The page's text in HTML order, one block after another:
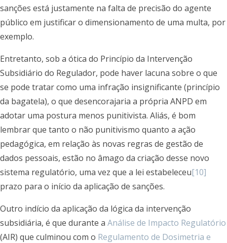
sanções está justamente na falta de precisão do agente
público em justificar o dimensionamento de uma multa, por
exemplo.
Entretanto, sob a ótica do Princípio da Intervenção
Subsidiário do Regulador, pode haver lacuna sobre o que
se pode tratar como uma infração insignificante (princípio
da bagatela), o que desencorajaria a própria ANPD em
adotar uma postura menos punitivista. Aliás, é bom
lembrar que tanto o não punitivismo quanto a ação
pedagógica, em relação às novas regras de gestão de
dados pessoais, estão no âmago da criação desse novo
sistema regulatório, uma vez que a lei estabeleceu[10]
prazo para o início da aplicação de sanções.
Outro indício da aplicação da lógica da intervenção
subsidiária, é que durante a Análise de Impacto Regulatório
(AIR) que culminou com o Regulamento de Dosimetria e